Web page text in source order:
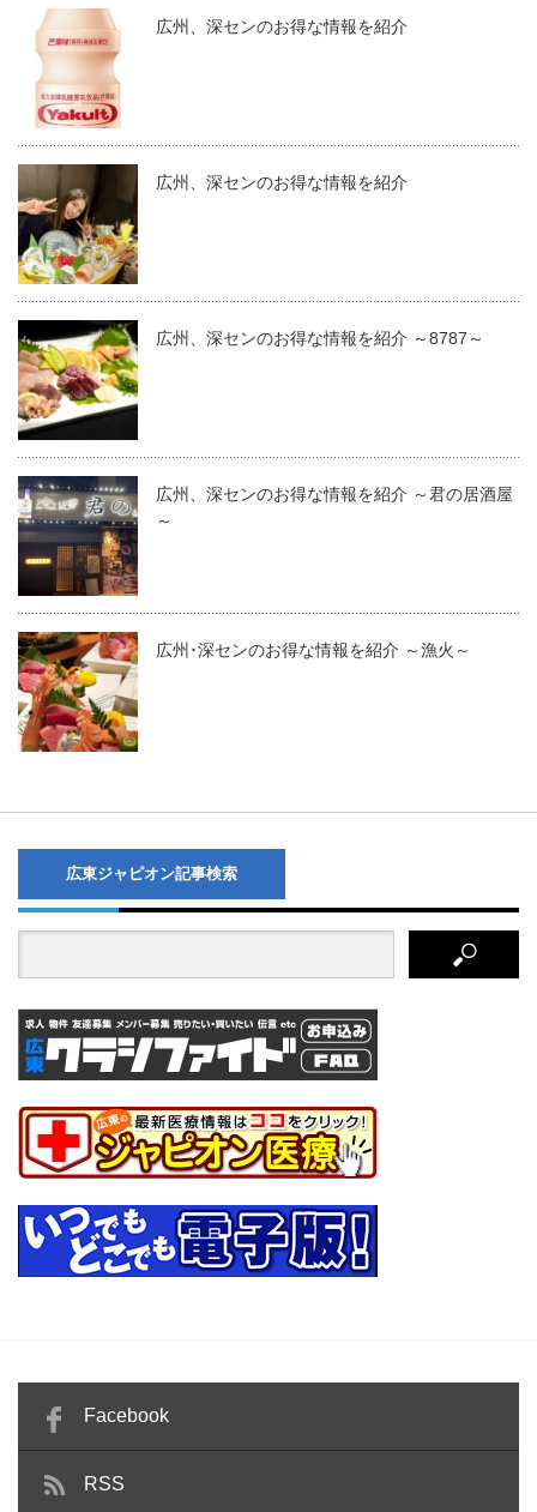
広州、深センのお得な情報を紹介
広州、深センのお得な情報を紹介
広州、深センのお得な情報を紹介 ～8787～
広州、深センのお得な情報を紹介 ～君の居酒屋
～
広州･深センのお得な情報を紹介 ～漁火～
広東ジャピオン記事検索
Facebook
RSS